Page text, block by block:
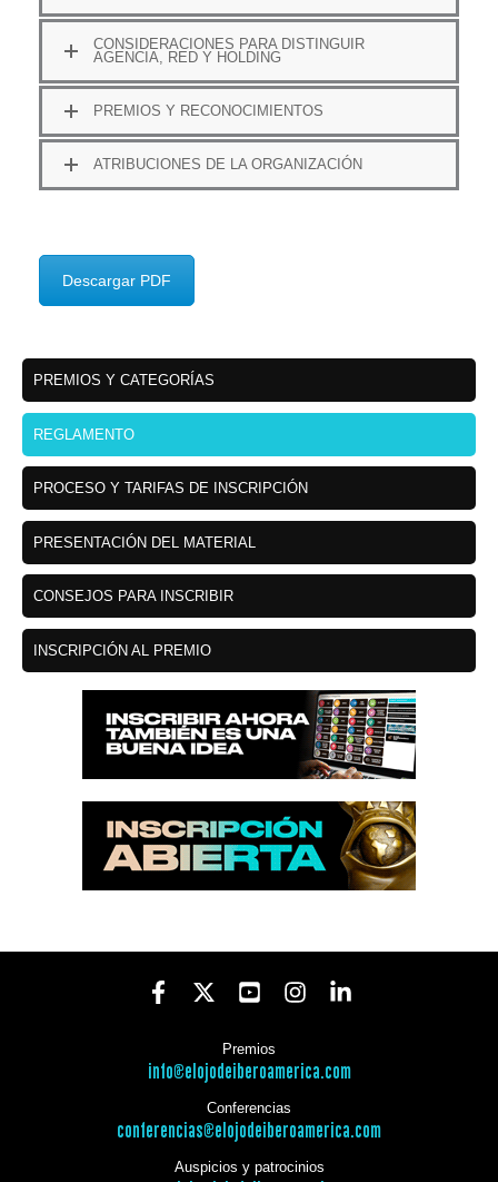
CONSIDERACIONES PARA DISTINGUIR
AGENCIA, RED Y HOLDING
PREMIOS Y RECONOCIMIENTOS
ATRIBUCIONES DE LA ORGANIZACIÓN
Descargar PDF
PREMIOS Y CATEGORÍAS
REGLAMENTO
PROCESO Y TARIFAS DE INSCRIPCIÓN
PRESENTACIÓN DEL MATERIAL
CONSEJOS PARA INSCRIBIR
INSCRIPCIÓN AL PREMIO
Premios
info@elojodeiberoamerica.com
Conferencias
conferencias@elojodeiberoamerica.com
Auspicios y patrocinios